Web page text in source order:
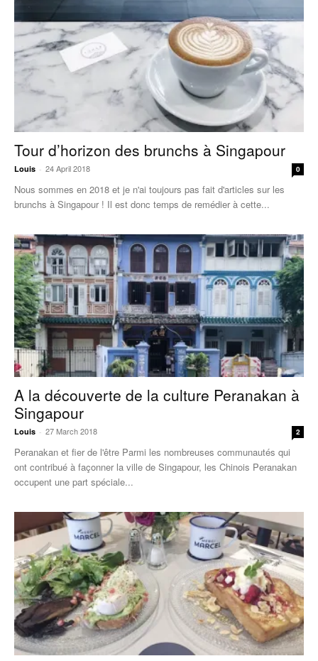
Tour d’horizon des brunchs à Singapour
Louis - 24 April 2018 0
Nous sommes en 2018 et je n'ai toujours pas fait d'articles sur les
brunchs à Singapour ! Il est donc temps de remédier à cette...
A la découverte de la culture Peranakan à
Singapour
Louis - 27 March 2018 2
Peranakan et fier de l'être Parmi les nombreuses communautés qui
ont contribué à façonner la ville de Singapour, les Chinois Peranakan
occupent une part spéciale...